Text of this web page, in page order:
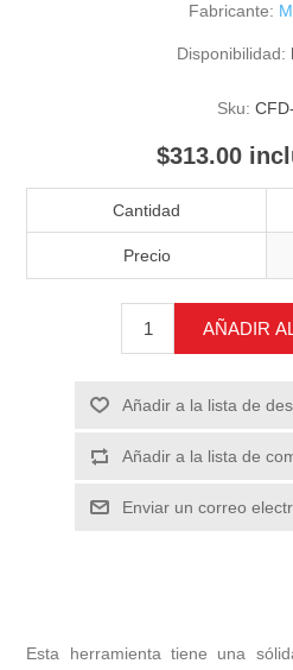
Fabricante:
Disponibilidad:
Sku:
$313.00
Cantidad
Precio
AÑADIR
Añadir a la lista de
Añadir a la lista de
Enviar un correo
Esta herramienta tiene una